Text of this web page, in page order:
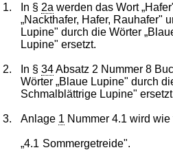
1. In § 2a werden das Wort
„Nackthafer, Hafer, Rauhafer"
Lupine" durch die Wörter
Lupine" ersetzt.
2. In §34Absatz 2 Nummer 8
Wörter „Blaue Lupine" durch
Schmalblättrige Lupine"
3. Anlage 1 Nummer 4.1 wird wie
„4.1 Sommergetreide".